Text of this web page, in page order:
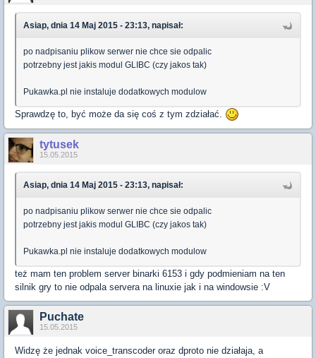
Asiap, dnia 14 Maj 2015 - 23:13, napisał:
po nadpisaniu plikow serwer nie chce sie odpalic
potrzebny jest jakis modul GLIBC (czy jakos tak)
Pukawka.pl nie instaluje dodatkowych modulow
Sprawdzę to, być może da się coś z tym zdziałać.
tytusek
15.05.2015
Asiap, dnia 14 Maj 2015 - 23:13, napisał:
po nadpisaniu plikow serwer nie chce sie odpalic
potrzebny jest jakis modul GLIBC (czy jakos tak)
Pukawka.pl nie instaluje dodatkowych modulow
też mam ten problem server binarki 6153 i gdy podmieniam na ten
silnik gry to nie odpala servera na linuxie jak i na windowsie :V
Puchate
15.05.2015
Widzę że jednak voice_transcoder oraz dproto nie działaja, a